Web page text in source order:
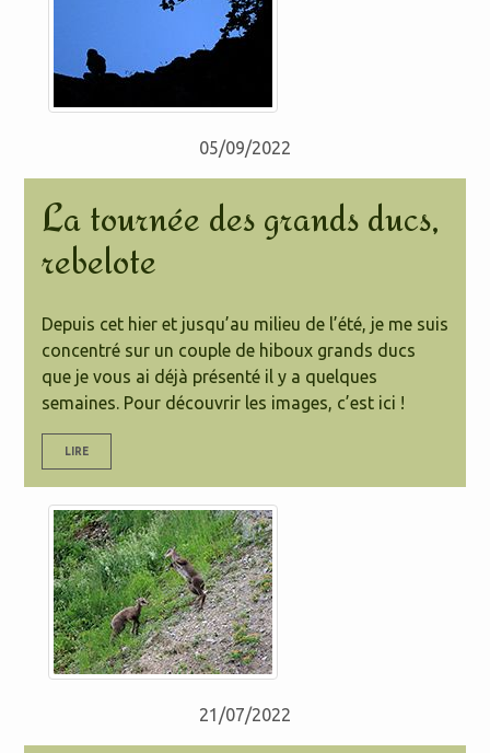
05/09/2022
La tournée des grands ducs,
rebelote
Depuis cet hier et jusqu’au milieu de l’été, je me suis
concentré sur un couple de hiboux grands ducs
que je vous ai déjà présenté il y a quelques
semaines. Pour découvrir les images, c’est ici !
LIRE
21/07/2022